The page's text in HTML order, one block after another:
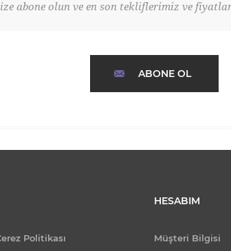
abone olun ve en son tekliflerimiz ve
ABONE OL
Politikası
HESABIM
Müşteri Bilgisi